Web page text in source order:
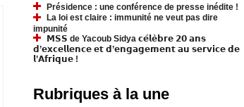
Présidence : une conférence de presse inédite !
La loi est claire : immunité ne veut pas dire
impunité
𝗠𝗦𝗦 de Yacoub Sidya 𝗰𝗲́𝗹𝗲̀𝗯𝗿𝗲 𝟮𝟬 𝗮𝗻𝘀
𝗱’𝗲𝘅𝗰𝗲𝗹𝗹𝗲𝗻𝗰𝗲 𝗲𝘁 𝗱’𝗲𝗻𝗴𝗮𝗴𝗲𝗺𝗲𝗻𝘁 𝗮𝘂 𝘀𝗲𝗿𝘃𝗶𝗰𝗲 𝗱𝗲
𝗹’𝗔𝗳𝗿𝗶𝗾𝘂𝗲 !
Rubriques à la une